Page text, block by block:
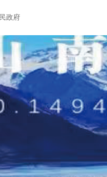
政府